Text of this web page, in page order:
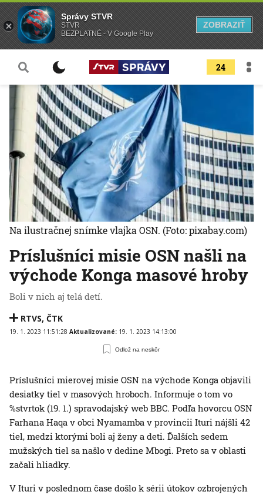
24
Príslušníci misie OSN našli na
východe Konga masové hroby
Boli v nich aj telá detí.
RTVS, ČTK
19. 1. 2023 11:51:28 Aktualizované: 19. 1. 2023 14:13:00
Odlož na neskôr
Na ilustračnej snímke vlajka OSN. (Foto: pixabay.com)
Príslušníci mierovej misie OSN na východe Konga objavili
desiatky tiel v masových hroboch. Informuje o tom vo
%stvrtok (19. 1.) spravodajský web BBC. Podľa hovorcu OSN
Farhana Haqa v obci Nyamamba v provincii Ituri nájšli 42
tiel, medzi ktorými boli aj ženy a deti. Ďalších sedem
mužských tiel sa našlo v dedine Mbogi. Preto sa v oblasti
začali hliadky.
V Ituri v poslednom čase došlo k sérii útokov ozbrojených
Správy STVR
STVR
BEZPLATNÉ - V Google Play
ZOBRAZIŤ